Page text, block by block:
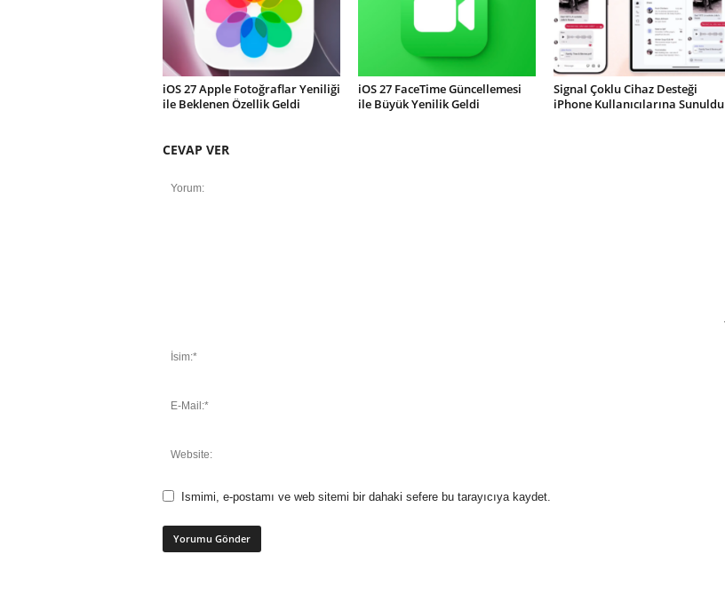
iOS 27 Apple Fotoğraflar Yeniliği
ile Beklenen Özellik Geldi
iOS 27 FaceTime Güncellemesi
ile Büyük Yenilik Geldi
Signal Çoklu Cihaz Desteği
iPhone Kullanıcılarına Sunuldu
CEVAP VER
Ismimi, e-postamı ve web sitemi bir dahaki sefere bu tarayıcıya kaydet.